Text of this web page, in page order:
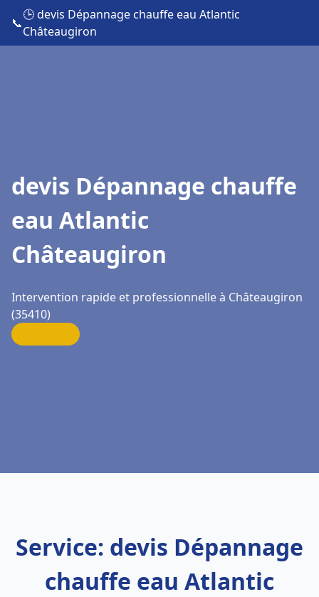
📞
🕒 devis Dépannage chauffe eau Atlantic
Châteaugiron
devis Dépannage chauffe
eau Atlantic
Châteaugiron
Intervention rapide et professionnelle à Châteaugiron
(35410)
Service: devis Dépannage
chauffe eau Atlantic